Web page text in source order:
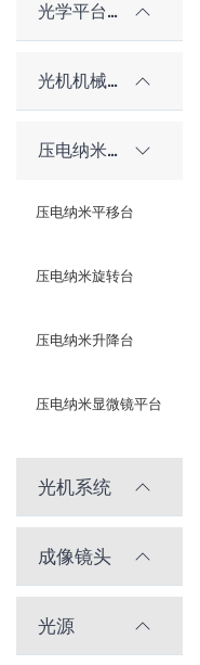
光学平台和隔振系统
光机机械件及配件
压电纳米位移台
压电纳米平移台
压电纳米旋转台
压电纳米升降台
压电纳米显微镜平台
光机系统
成像镜头
光源